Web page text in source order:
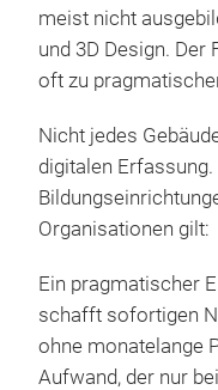
meist nicht
und 3D Design.
oft zu
Nicht jedes
digitalen
Organisationen gilt:
Ein pragmatischer
schafft sofortigen
ohne monatelange
Aufwand, der nur